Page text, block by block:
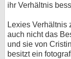
ihr Verhältnis
Lexies Verhältnis
auch nicht das
und sie von
besitzt ein